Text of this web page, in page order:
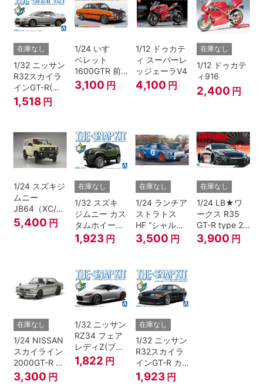
在庫なし
1/32 ニッサン
R32スカイラ
インGT-R(ス
パークシルバ
ー)
1,518 円
1/24 いすゞ
ベレット
1600GTR 前
期型（1969）
3,100 円
1/12 ドゥカテ
ィ スーパーレ
ッジェーラV4
4,100 円
在庫なし
1/12 ドゥカテ
ィ916
2,400 円
1/24 スズキジ
ムニー
JB64（XC/シ
フォンアイボ
リーメタリッ
5,400 円
在庫なし
1/32 スズキ
ジムニー カス
タムホイール
(ジャングルグ
リーン)
1,923 円
在庫なし
1/24 ランチア
ストラトス
HF “シャルド
ネ”
3,500 円
在庫なし
1/24 LB★ワ
ークス R35
GT-R type 2
Ver.2
3,900 円
在庫なし
1/24 NISSAN
スカイライン
2000GT-R ス
トリートカス
タム
3,300 円
1/32 ニッサン
RZ34 フェア
レディZ(ブリ
リアントシル
バー)
1,822 円
在庫なし
1/32 ニッサン
R32スカイラ
インGT-R カ
スタムホイー
ル(ブラックパ
1,923 円